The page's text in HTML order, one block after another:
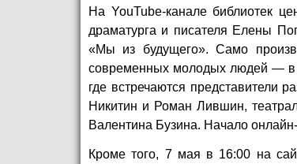
На YouTube-канале библиотек
драматурга и писателя Елены
«Мы из будущего». Само
современных молодых людей — в
где встречаются представители
Никитин и Роман Лившин,
Валентина Бузина. Начало
Кроме того, 7 мая в 16:00 на